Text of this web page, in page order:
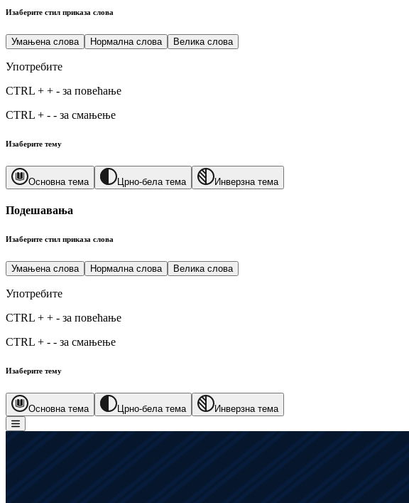
Изаберите стил приказа слова
Умањена слова Нормална слова Велика слова
Употребите
CTRL + + - за повећање
CTRL + - - за смањење
Изаберите тему
Основна тема Црно-бела тема Инверзна тема
Подешавања
Изаберите стил приказа слова
Умањена слова Нормална слова Велика слова
Употребите
CTRL + + - за повећање
CTRL + - - за смањење
Изаберите тему
Основна тема Црно-бела тема Инверзна тема